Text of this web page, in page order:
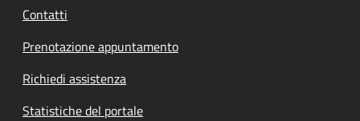
Contatti
Prenotazione appuntamento
Richiedi assistenza
Statistiche del portale